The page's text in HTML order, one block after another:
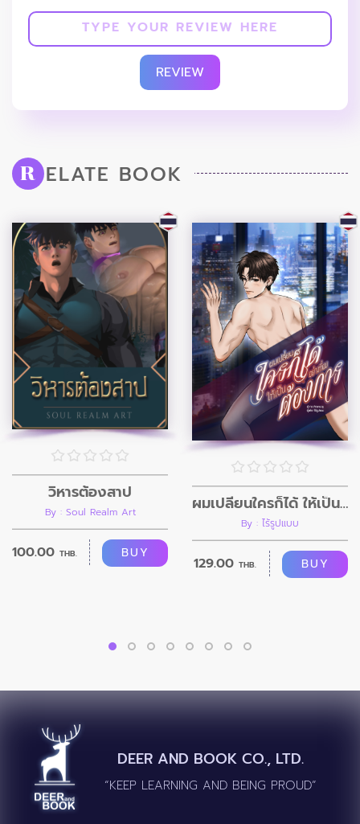
REVIEW
R ELATE BOOK
วิหารต้องสาป
By : Soul Realm Art
100.00 THB. BUY
ผมเปลี่ยนใครก็ได้ ให้เป็นอย่างที่ผมต้องการ
By : ไร้รูปแบบ
129.00 THB. BUY
DEER AND BOOK CO., LTD.
“KEEP LEARNING AND BEING PROUD”